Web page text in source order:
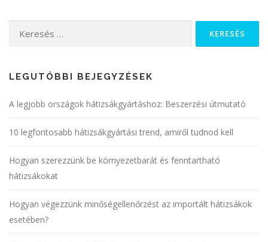
Keresés:
LEGUTÓBBI BEJEGYZÉSEK
A legjobb országok hátizsákgyártáshoz: Beszerzési útmutató
10 legfontosabb hátizsákgyártási trend, amiről tudnod kell
Hogyan szerezzünk be környezetbarát és fenntartható
hátizsákokat
Hogyan végezzünk minőségellenőrzést az importált hátizsákok
esetében?